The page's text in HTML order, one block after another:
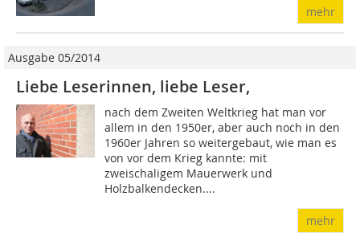
mehr
Ausgabe 05/2014
Liebe Leserinnen, liebe Leser,
nach dem Zweiten Weltkrieg hat man vor
allem in den 1950er, aber auch noch in den
1960er Jahren so weitergebaut, wie man es
von vor dem Krieg kannte: mit
zweischaligem Mauerwerk und
Holzbalkendecken....
mehr